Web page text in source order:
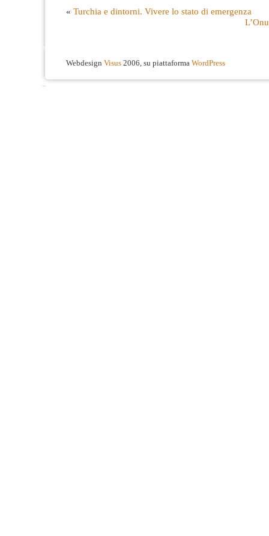
« Turchia e dintorni. Vivere lo stato di emergenza
Webdesign Visus 2006, su piattaforma WordPress